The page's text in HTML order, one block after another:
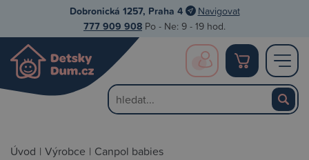
Dobronická 1257, Praha 4 Navigovat
777 909 908 Po - Ne: 9 - 19 hod.
Úvod | Výrobce | Canpol babies